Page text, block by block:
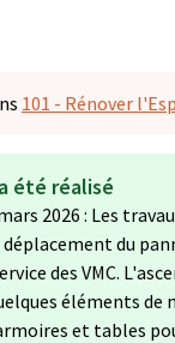
101 - Rénover
été réalisé
2026 : Les
du
des VMC.
éléments
et tables